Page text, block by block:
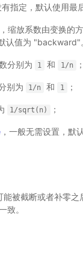
指定，默认使用最
缩放系数由变换的
值为 "backward"
分别为 1 和 1/n ；
别为 1/n 和 1 ；
1/sqrt(n) ；
，一般无需设置，默
被截断或者补零
致。